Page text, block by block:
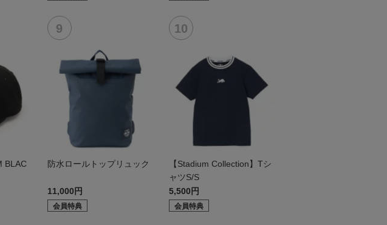
BLAC
防水ロールトップリュック
11,000円
会員特典
【Stadium Collection】Tシ
ャツS/S
5,500円
会員特典